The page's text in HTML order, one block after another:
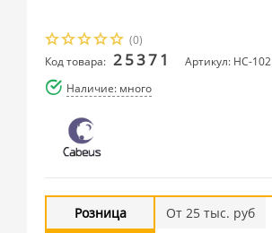
(0)
Код товара: 25371
Артикул: HC-102
Наличие: много
Розница
От 25 тыс. руб